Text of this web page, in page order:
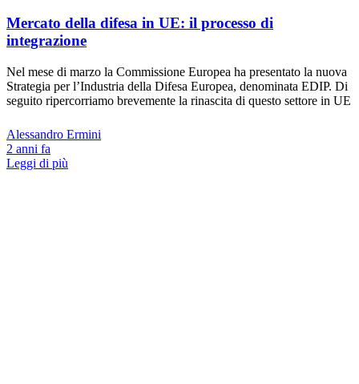
Mercato della difesa in UE: il processo di
integrazione
Nel mese di marzo la Commissione Europea ha presentato la nuova
Strategia per l’Industria della Difesa Europea, denominata EDIP. Di
seguito ripercorriamo brevemente la rinascita di questo settore in UE
Alessandro Ermini
2 anni fa
Leggi di più